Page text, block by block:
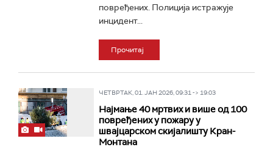
повређених. Полиција истражује
инцидент...
Прочитај
ЧЕТВРТАК, 01. ЈАН 2026, 09:31 -> 19:03
Најмање 40 мртвих и више од 100
повређених у пожару у
швајцарском скијалишту Кран-
Монтана